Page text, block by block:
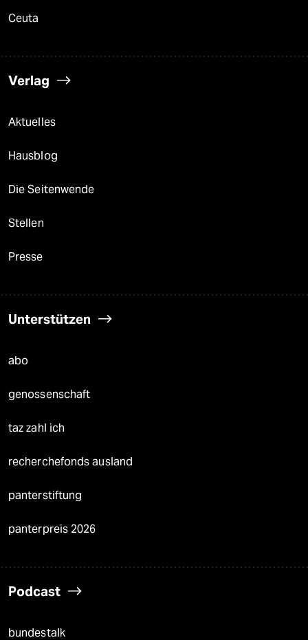
Ceuta
Verlag
Aktuelles
Hausblog
Die Seitenwende
Stellen
Presse
Unterstützen
abo
genossenschaft
taz zahl ich
recherchefonds ausland
panterstiftung
panterpreis 2026
Podcast
bundestalk